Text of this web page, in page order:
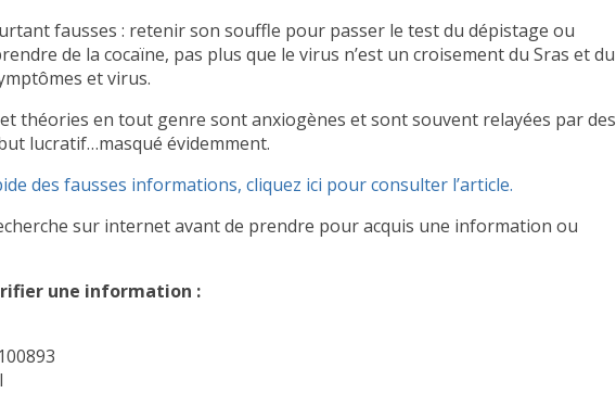
fausses : retenir son souffle pour passer le test du dépistage ou
de la cocaïne, pas plus que le virus n’est un croisement du Sras et du
et virus.
théories en tout genre sont anxiogènes et sont souvent relayées par des
lucratif…masqué évidemment.
des fausses informations, cliquez ici pour consulter l’article.
sur internet avant de prendre pour acquis une information ou
une information :